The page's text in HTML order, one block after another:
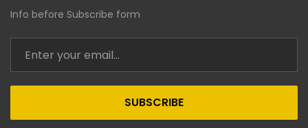
Info before Subscribe form
SUBSCRIBE